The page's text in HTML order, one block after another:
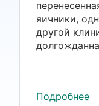
яичники,
другой
Подробнее